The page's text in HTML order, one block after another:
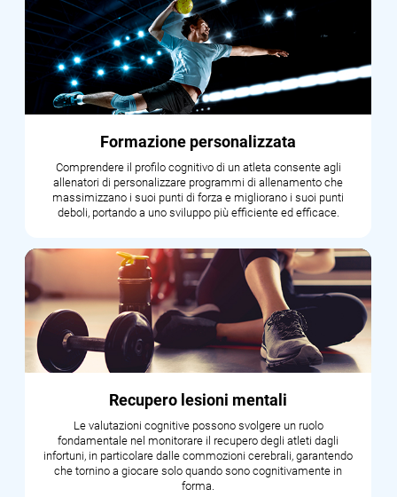
Formazione personalizzata
Comprendere il profilo cognitivo di un atleta consente agli
allenatori di personalizzare programmi di allenamento che
massimizzano i suoi punti di forza e migliorano i suoi punti
deboli, portando a uno sviluppo più efficiente ed efficace.
Recupero lesioni mentali
Le valutazioni cognitive possono svolgere un ruolo
fondamentale nel monitorare il recupero degli atleti dagli
infortuni, in particolare dalle commozioni cerebrali, garantendo
che tornino a giocare solo quando sono cognitivamente in
forma.